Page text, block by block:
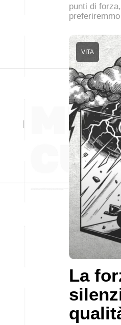
punti di
La
VITA